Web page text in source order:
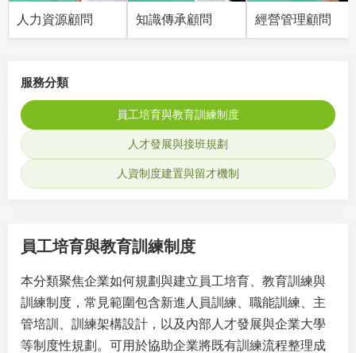
人力資源顧問 知識傳承顧問 經營管理顧問
服務分類
員工培育與教育訓練制度
人才發展與接班規劃
人資制度建置與留才機制
員工培育與教育訓練制度
本分類聚焦企業如何規劃與建立員工培育、教育訓練與
訓練制度，常見範圍包含新進人員訓練、職能訓練、主
管培訓、訓練架構設計，以及內部人才發展與企業大學
等制度性規劃。可用於協助企業將既有訓練流程整理成